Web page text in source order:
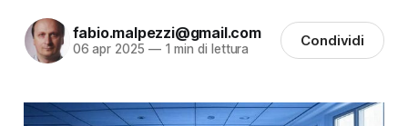
fabio.malpezzi@gmail.com
06 apr 2025 —1 min di lettura Condividi